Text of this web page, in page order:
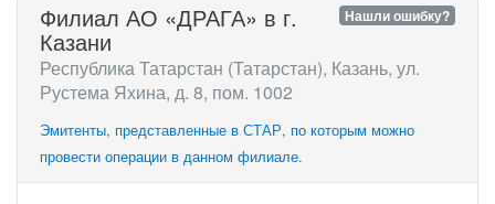
Нашли ошибку?
Филиал АО «ДРАГА» в г.
Казани
Республика Татарстан (Татарстан), Казань, ул.
Рустема Яхина, д. 8, пом. 1002
Эмитенты, представленные в СТАР, по которым можно
провести операции в данном филиале.